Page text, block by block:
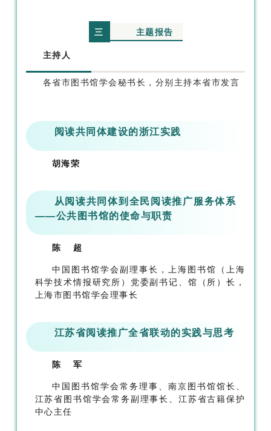
三 主题报告
主持人
各省市图书馆学会秘书长，分别主持本省市发言
阅读共同体建设的浙江实践
胡海荣
从阅读共同体到全民阅读推广服务体系
——公共图书馆的使命与职责
陈
超
中国图书馆学会副理事长，上海图书馆（上海
科学技术情报研究所）党委副书记、馆（所）长，
上海市图书馆学会理事长
江苏省阅读推广全省联动的实践与思考
陈 军
中国图书馆学会常务理事、南京图书馆馆长、
江苏省图书馆学会常务副理事长、江苏省古籍保护
中心主任